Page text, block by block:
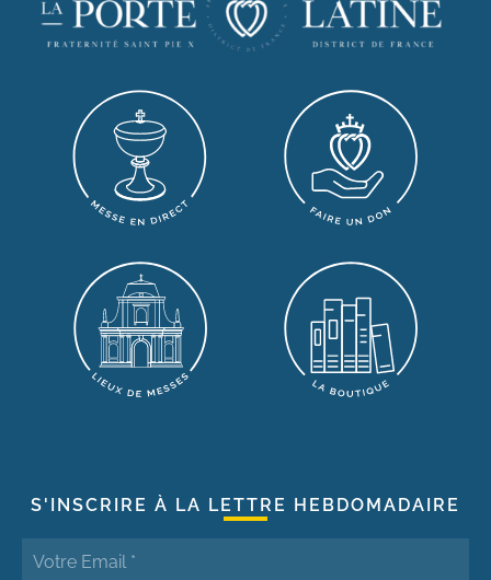
S'INSCRIRE À LA LETTRE HEBDOMADAIRE